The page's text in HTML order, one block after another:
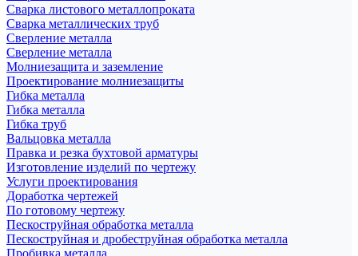
Сварка листового металлопроката
Сварка металлических труб
Сверление металла
Сверление металла
Молниезащита и заземление
Проектирование молниезащиты
Гибка металла
Гибка металла
Гибка труб
Вальцовка металла
Правка и резка бухтовой арматуры
Изготовление изделий по чертежу
Услуги проектирования
Доработка чертежей
По готовому чертежу
Пескоструйная обработка металла
Пескоструйная и дробеструйная обработка металла
Пробивка металла